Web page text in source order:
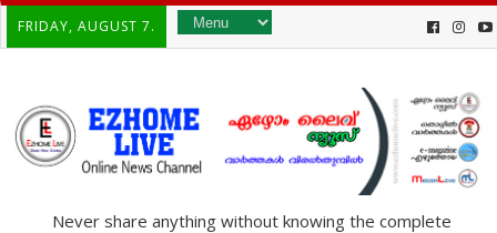
FRIDAY, AUGUST 7.
Never share anything without knowing the complete